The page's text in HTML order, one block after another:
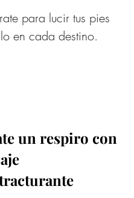
para lucir tus pies
en cada destino.
un respiro con